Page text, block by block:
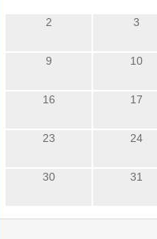
2 3
9 10
16 17
23 24
30 31